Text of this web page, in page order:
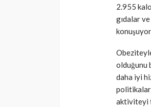
2.955
gıdalar
olduğunu
daha iyi
politikalar
aktiviteyi